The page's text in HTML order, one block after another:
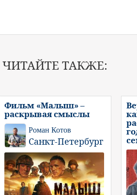
ЧИТАЙТЕ ТАКЖЕ:
Фильм «Малыш» –
раскрывая смыслы
Роман Котов
Санкт-Петербург